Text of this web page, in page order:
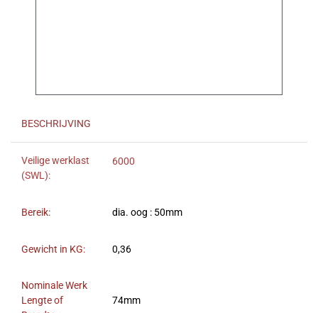
BESCHRIJVING
Veilige werklast
(SWL):
6000
Bereik: dia. oog : 50mm
Gewicht in KG: 0,36
Nominale Werk
Lengte of
74mm